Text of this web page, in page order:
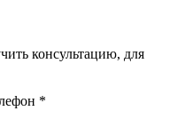
консультацию, для
*